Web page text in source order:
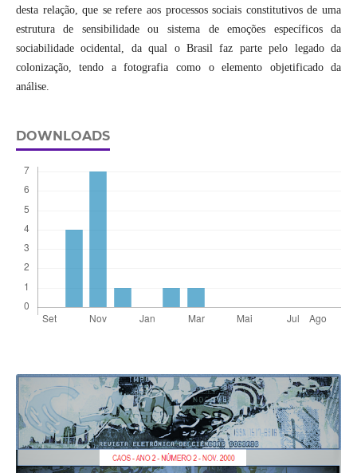
desta relação, que se refere aos processos sociais constitutivos de uma
estrutura de sensibilidade ou sistema de emoções específicos da
sociabilidade ocidental, da qual o Brasil faz parte pelo legado da
colonização, tendo a fotografia como o elemento objetificado da
análise.
DOWNLOADS